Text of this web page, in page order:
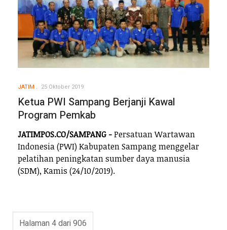
JATIM 25 Oktober 2019
Ketua PWI Sampang Berjanji Kawal
Program Pemkab
JATIMPOS.CO/SAMPANG -Persatuan Wartawan
Indonesia (PWI) Kabupaten Sampang menggelar
pelatihan peningkatan sumber daya manusia
(SDM), Kamis (24/10/2019).
Halaman 4 dari 906